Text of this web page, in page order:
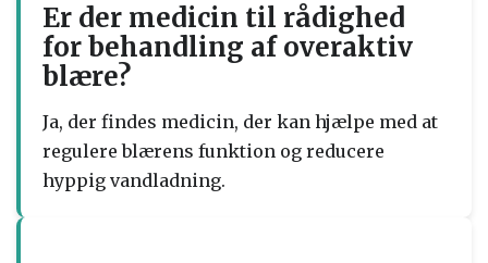
Er der medicin til rådighed
for behandling af overaktiv
blære?
Ja, der findes medicin, der kan hjælpe med at
regulere blærens funktion og reducere
hyppig vandladning.